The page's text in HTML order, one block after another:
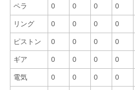
ペラ 0 0 0 0
リング 0 0 0 0
ピストン 0 0 0 0
ギア 0 0 0 0
電気 0 0 0 0